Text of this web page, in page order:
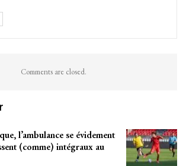
Comments are closed.
l’ambulance se évidement
(comme) intégraux au